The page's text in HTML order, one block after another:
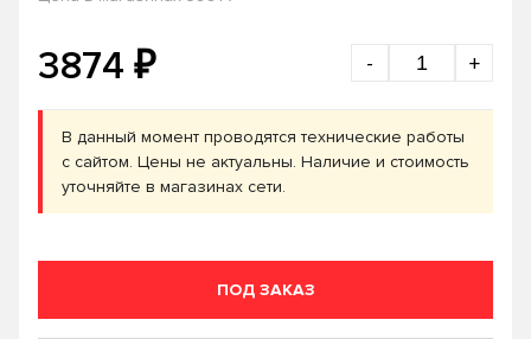
3874 ₽ - +
В данный момент проводятся технические работы
с сайтом. Цены не актуальны. Наличие и стоимость
уточняйте в магазинах сети.
ПОД ЗАКАЗ